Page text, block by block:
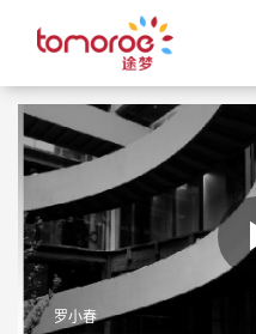
罗小春